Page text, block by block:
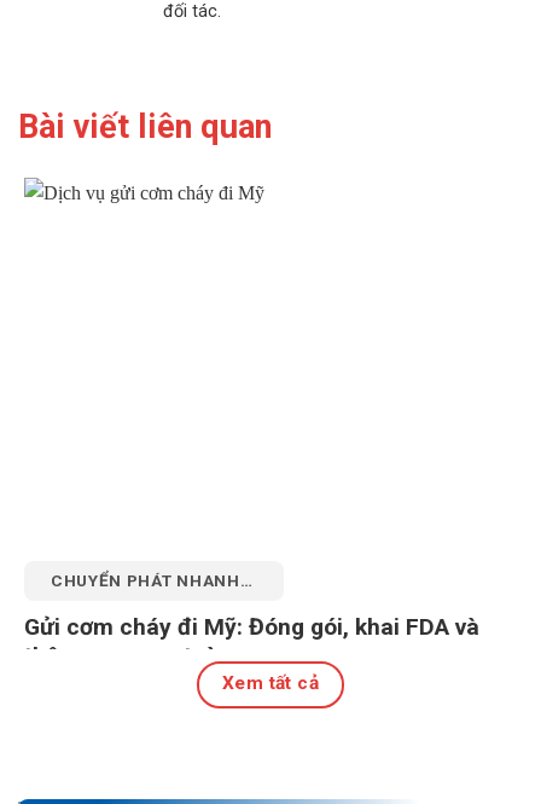
đối tác.
Bài viết liên quan
CHUYỂN PHÁT NHANH
Gửi cơm cháy đi Mỹ: Đóng gói, khai FDA và
thông quan an toàn
Xem tất cả